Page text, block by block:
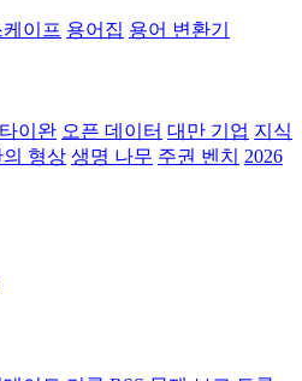
이프 용어집 용어 변환기
이완 오픈 데이터 대만 기업 지식
형상 생명 나무 주권 벤치
2026